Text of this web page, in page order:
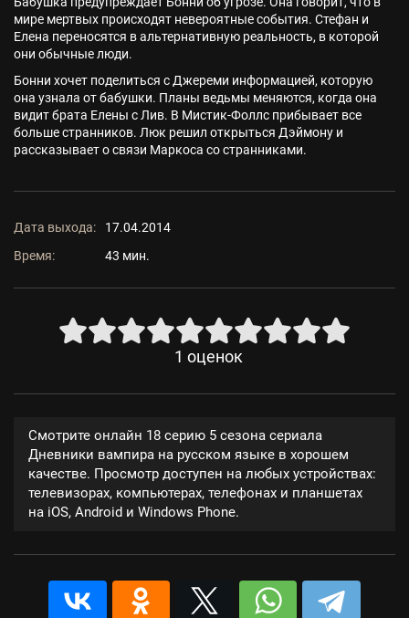
мире мертвых происходят невероятные события. Стефан и
Елена переносятся в альтернативную реальность, в которой
они обычные люди.
Бонни хочет поделиться с Джереми информацией, которую
она узнала от бабушки. Планы ведьмы меняются, когда она
видит брата Елены с Лив. В Мистик-Фоллс прибывает все
больше странников. Люк решил открыться Дэймону и
рассказывает о связи Маркоса со странниками.
Дата выхода:
17.04.2014
Время:
43 мин.
1 оценок
Смотрите онлайн 18 серию 5 сезона сериала
Дневники вампира на русском языке в хорошем
качестве. Просмотр доступен на любых устройствах:
телевизорах, компьютерах, телефонах и планшетах
на iOS, Android и Windows Phone.